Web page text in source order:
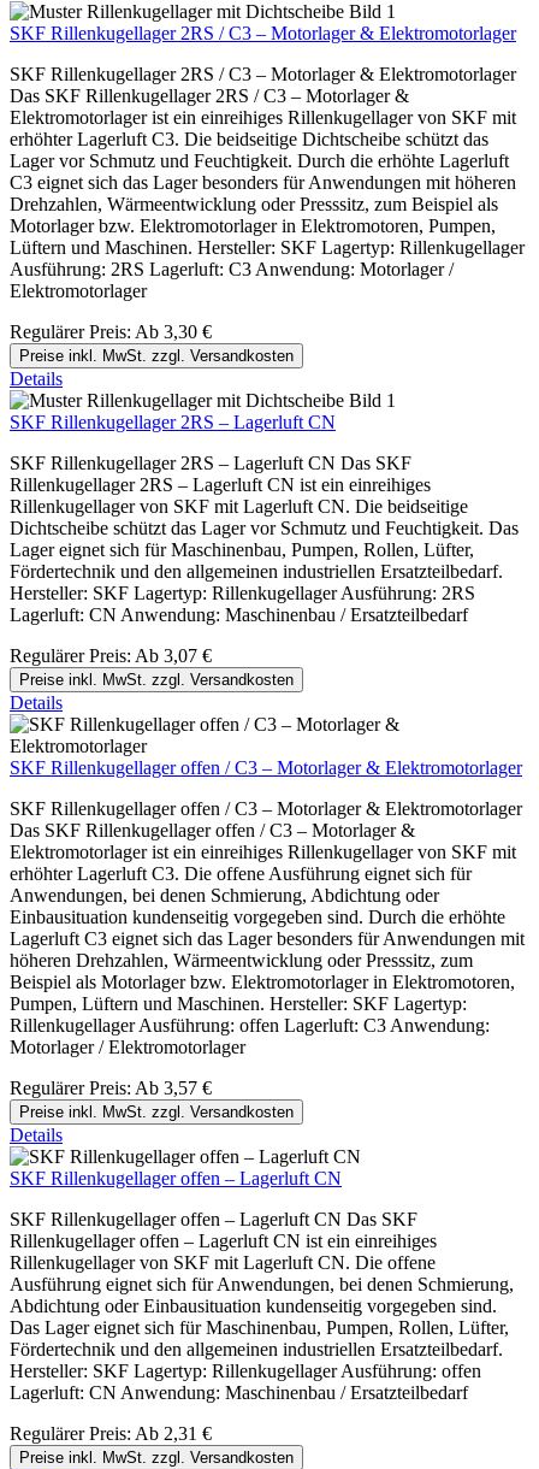
SKF Rillenkugellager 2RS / C3 – Motorlager & Elektromotorlager
SKF Rillenkugellager 2RS / C3 – Motorlager & Elektromotorlager
Das SKF Rillenkugellager 2RS / C3 – Motorlager &
Elektromotorlager ist ein einreihiges Rillenkugellager von SKF mit
erhöhter Lagerluft C3. Die beidseitige Dichtscheibe schützt das
Lager vor Schmutz und Feuchtigkeit. Durch die erhöhte Lagerluft
C3 eignet sich das Lager besonders für Anwendungen mit höheren
Drehzahlen, Wärmeentwicklung oder Presssitz, zum Beispiel als
Motorlager bzw. Elektromotorlager in Elektromotoren, Pumpen,
Lüftern und Maschinen. Hersteller: SKF Lagertyp: Rillenkugellager
Ausführung: 2RS Lagerluft: C3 Anwendung: Motorlager /
Elektromotorlager
Regulärer Preis: Ab 3,30 €
Preise inkl. MwSt. zzgl. Versandkosten
Details
SKF Rillenkugellager 2RS – Lagerluft CN
SKF Rillenkugellager 2RS – Lagerluft CN Das SKF
Rillenkugellager 2RS – Lagerluft CN ist ein einreihiges
Rillenkugellager von SKF mit Lagerluft CN. Die beidseitige
Dichtscheibe schützt das Lager vor Schmutz und Feuchtigkeit. Das
Lager eignet sich für Maschinenbau, Pumpen, Rollen, Lüfter,
Fördertechnik und den allgemeinen industriellen Ersatzteilbedarf.
Hersteller: SKF Lagertyp: Rillenkugellager Ausführung: 2RS
Lagerluft: CN Anwendung: Maschinenbau / Ersatzteilbedarf
Regulärer Preis: Ab 3,07 €
Preise inkl. MwSt. zzgl. Versandkosten
Details
SKF Rillenkugellager offen / C3 – Motorlager & Elektromotorlager
SKF Rillenkugellager offen / C3 – Motorlager & Elektromotorlager
Das SKF Rillenkugellager offen / C3 – Motorlager &
Elektromotorlager ist ein einreihiges Rillenkugellager von SKF mit
erhöhter Lagerluft C3. Die offene Ausführung eignet sich für
Anwendungen, bei denen Schmierung, Abdichtung oder
Einbausituation kundenseitig vorgegeben sind. Durch die erhöhte
Lagerluft C3 eignet sich das Lager besonders für Anwendungen mit
höheren Drehzahlen, Wärmeentwicklung oder Presssitz, zum
Beispiel als Motorlager bzw. Elektromotorlager in Elektromotoren,
Pumpen, Lüftern und Maschinen. Hersteller: SKF Lagertyp:
Rillenkugellager Ausführung: offen Lagerluft: C3 Anwendung:
Motorlager / Elektromotorlager
Regulärer Preis: Ab 3,57 €
Preise inkl. MwSt. zzgl. Versandkosten
Details
SKF Rillenkugellager offen – Lagerluft CN
SKF Rillenkugellager offen – Lagerluft CN Das SKF
Rillenkugellager offen – Lagerluft CN ist ein einreihiges
Rillenkugellager von SKF mit Lagerluft CN. Die offene
Ausführung eignet sich für Anwendungen, bei denen Schmierung,
Abdichtung oder Einbausituation kundenseitig vorgegeben sind.
Das Lager eignet sich für Maschinenbau, Pumpen, Rollen, Lüfter,
Fördertechnik und den allgemeinen industriellen Ersatzteilbedarf.
Hersteller: SKF Lagertyp: Rillenkugellager Ausführung: offen
Lagerluft: CN Anwendung: Maschinenbau / Ersatzteilbedarf
Regulärer Preis: Ab 2,31 €
Preise inkl. MwSt. zzgl. Versandkosten